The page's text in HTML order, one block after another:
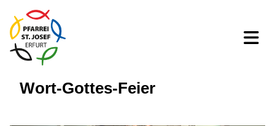
Wort-Gottes-Feier